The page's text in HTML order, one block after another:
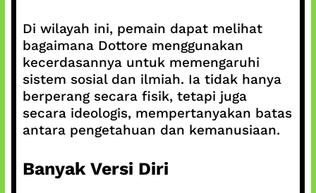
Di wilayah ini, pemain dapat melihat
bagaimana Dottore menggunakan
kecerdasannya untuk memengaruhi
sistem sosial dan ilmiah. Ia tidak hanya
berperang secara fisik, tetapi juga
secara ideologis, mempertanyakan batas
antara pengetahuan dan kemanusiaan.
Banyak Versi Diri